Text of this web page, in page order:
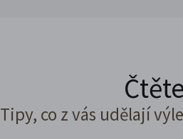
Tipy, co z vás udělají